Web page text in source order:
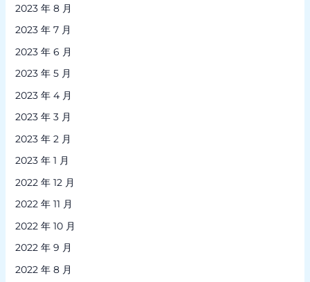
2023 年 8 月
2023 年 7 月
2023 年 6 月
2023 年 5 月
2023 年 4 月
2023 年 3 月
2023 年 2 月
2023 年 1 月
2022 年 12 月
2022 年 11 月
2022 年 10 月
2022 年 9 月
2022 年 8 月